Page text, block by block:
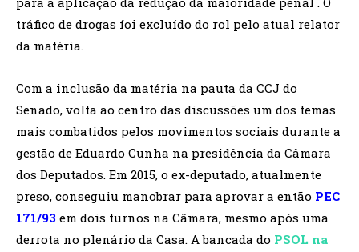
tráfico de drogas foi excluído do rol pelo atual relator
da matéria.
Com a inclusão da matéria na pauta da CCJ do
Senado, volta ao centro das discussões um dos temas
mais combatidos pelos movimentos sociais durante a
gestão de Eduardo Cunha na presidência da Câmara
dos Deputados. Em 2015, o ex-deputado, atualmente
preso, conseguiu manobrar para aprovar a então PEC
171/93 em dois turnos na Câmara, mesmo após uma
derrota no plenário da Casa. A bancada do PSOL na